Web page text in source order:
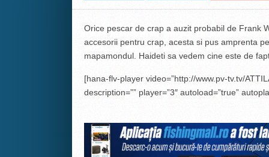
Orice pescar de crap a auzit probabil de Frank
accesorii pentru crap, acesta si pus amprenta
mapamondul. Haideti sa vedem cine este de
[hana-flv-player video=”http://www.pv-tv.tv/
description=”” player=”3″ autoload=”true”